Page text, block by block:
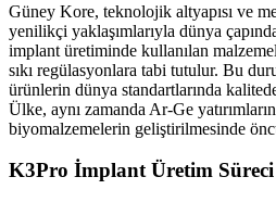
Güney Kore, teknolojik altyapısı ve
yenilikçi yaklaşımlarıyla dünya
implant üretiminde kullanılan
sıkı regülasyonlara tabi tutulur. Bu
ürünlerin dünya standartlarında
Ülke, aynı zamanda Ar-Ge
biyomalzemelerin geliştirilmesinde
K3Pro İmplant Üretim